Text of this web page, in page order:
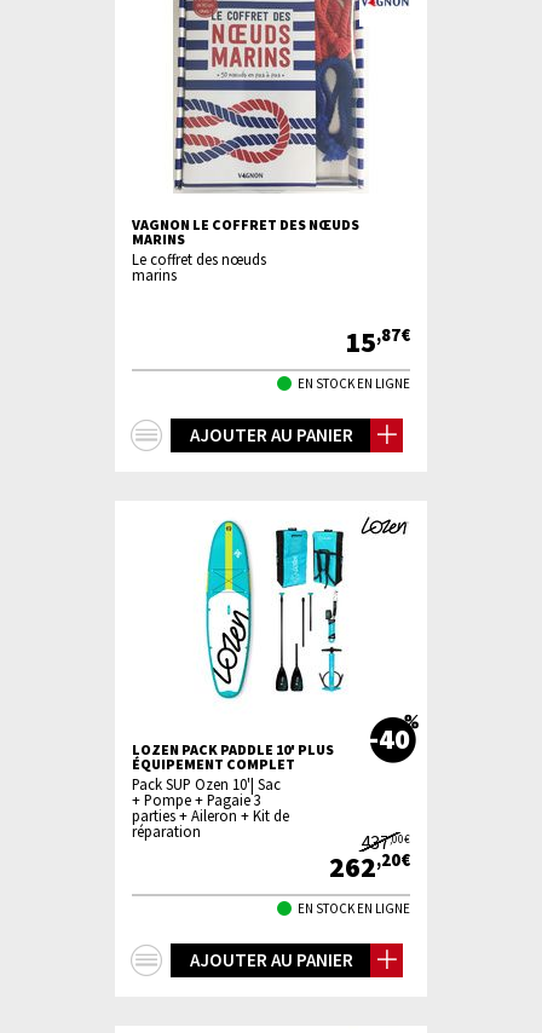
VAGNON LE COFFRET DES NŒUDS
MARINS
Le coffret des nœuds
marins
15,87€
EN STOCK EN LIGNE
AJOUTER AU PANIER
LOZEN PACK PADDLE 10' PLUS
ÉQUIPEMENT COMPLET
-40
Pack SUP Ozen 10'| Sac
+ Pompe + Pagaie 3
parties + Aileron + Kit de
réparation
437,00€
262,20€
EN STOCK EN LIGNE
AJOUTER AU PANIER